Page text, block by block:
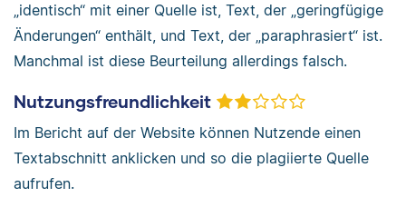
„identisch“ mit einer Quelle ist, Text, der „geringfügige
Änderungen“ enthält, und Text, der „paraphrasiert“ ist.
Manchmal ist diese Beurteilung allerdings falsch.
Nutzungsfreundlichkeit
Im Bericht auf der Website können Nutzende einen
Textabschnitt anklicken und so die plagiierte Quelle
aufrufen.